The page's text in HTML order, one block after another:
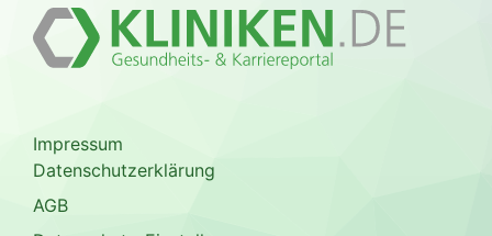
Impressum
Datenschutzerklärung
AGB